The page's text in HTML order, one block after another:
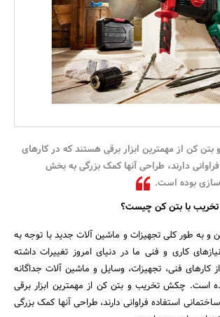
بانک، بیمه و سرمایه
مسکن و ساختمان
کن از مهمترین ابزار برقی هستند که در کارهای
دارند، طراحی آنها کمک بزرگی به بخش
بوده است.
با بتن کن چیست؟
به طور کلی تجهیزات و ماشین آلات جدید با توجه به
کاری و فنی ما در دنیای امروز تغییرات داشته
فنی، تجهیزات، وسایل و ماشین آلات جداگانه
است. چکش تخریب و بتن کن از مهمترین ابزار برقی
استفاده فراوانی دارند، طراحی آنها کمک بزرگی